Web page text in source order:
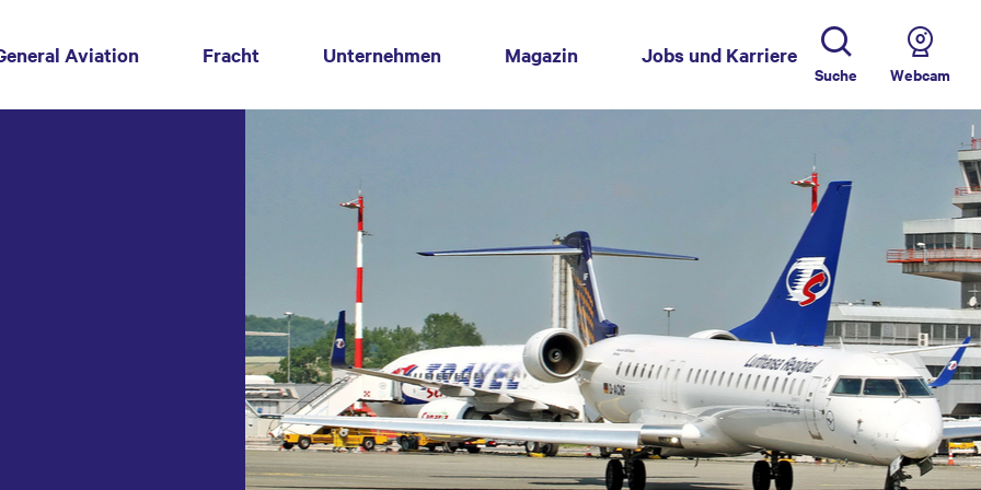
Aviation Fracht Unternehmen Magazin Jobs und Karriere
Suche Webcam